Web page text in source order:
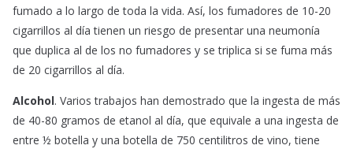
fumado a lo largo de toda la vida. Así, los fumadores de 10-20
cigarrillos al día tienen un riesgo de presentar una neumonía
que duplica al de los no fumadores y se triplica si se fuma más
de 20 cigarrillos al día.
Alcohol. Varios trabajos han demostrado que la ingesta de más
de 40-80 gramos de etanol al día, que equivale a una ingesta de
entre ½ botella y una botella de 750 centilitros de vino, tiene